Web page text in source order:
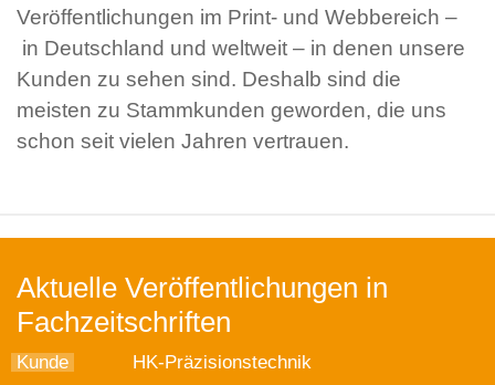
Veröffentlichungen im Print- und Webbereich –
in Deutschland und weltweit – in denen unsere
Kunden zu sehen sind. Deshalb sind die
meisten zu Stammkunden geworden, die uns
schon seit vielen Jahren vertrauen.
Aktuelle Veröffentlichungen in
Fachzeitschriften
Kunde
HK-Präzisionstechnik